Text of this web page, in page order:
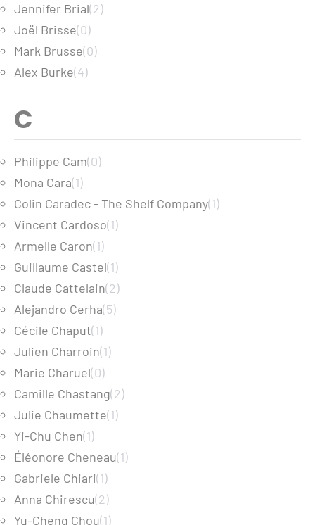
Jennifer Brial(2)
Joël Brisse(0)
Mark Brusse(0)
Alex Burke(4)
C
Philippe Cam(0)
Mona Cara(1)
Colin Caradec - The Shelf Company(1)
Vincent Cardoso(1)
Armelle Caron(1)
Guillaume Castel(1)
Claude Cattelain(2)
Alejandro Cerha(5)
Cécile Chaput(1)
Julien Charroin(1)
Marie Charuel(0)
Camille Chastang(2)
Julie Chaumette(1)
Yi-Chu Chen(1)
Éléonore Cheneau(1)
Gabriele Chiari(1)
Anna Chirescu(2)
Yu-Cheng Chou(1)